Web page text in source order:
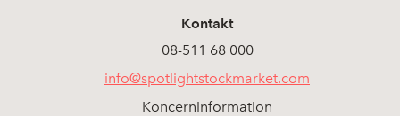
Kontakt
08-511 68 000
info@spotlightstockmarket.com
Koncerninformation